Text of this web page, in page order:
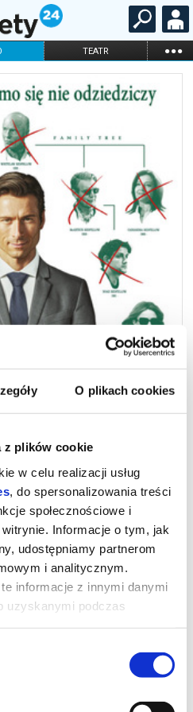
O plikach cookies
z plików cookie
w celu realizacji usług
, do spersonalizowania treści
społecznościowe i
Informacje o tym, jak
udostępniamy partnerom
i analitycznym.
informacje z innymi danymi
uzyskanymi podczas
TEATR ...
KARNETY
sekretów. W rolach głównych
„Tylko nie ty”), nominowana do
(„Substancja”, „Biedne istoty”),
Film z serii Na noże”). Za kamerą